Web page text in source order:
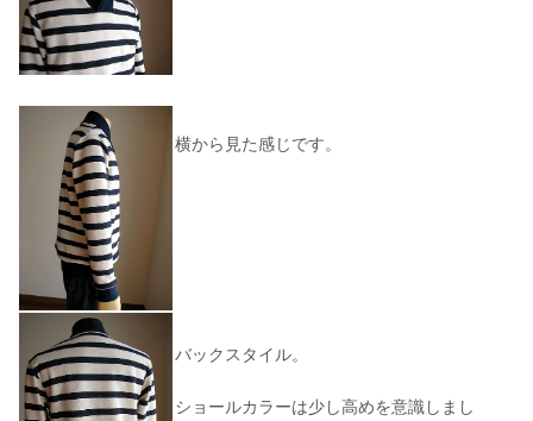
横から見た感じです。
バックスタイル。
ショールカラーは少し高めを意識しまし